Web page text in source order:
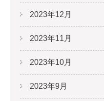
2023年12月
2023年11月
2023年10月
2023年9月